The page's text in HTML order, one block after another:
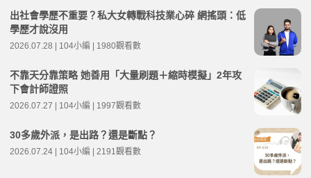
出社會學歷不重要？私大女轉戰科技業心碎 網搖頭：低
學歷才說沒用
2026.07.28 | 104小編 | 1980觀看數
不靠天分靠策略 她善用「大量刷題＋縮時模擬」2年攻
下會計師證照
2026.07.27 | 104小編 | 1997觀看數
30多歲外派，是出路？還是斷點？
2026.07.24 | 104小編 | 2191觀看數